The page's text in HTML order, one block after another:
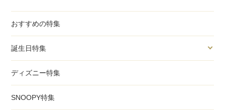
おすすめの特集
誕生日特集
ディズニー特集
SNOOPY特集